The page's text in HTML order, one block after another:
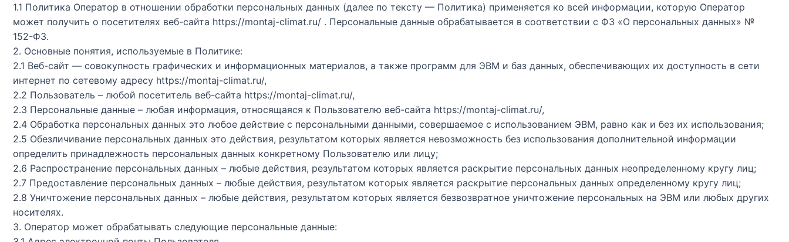
1.1 Политика Оператор в отношении обработки персональных данных (далее по тексту — Политика) применяется ко всей информации, которую Оператор
может получить о посетителях веб-сайта https://montaj-climat.ru/ . Персональные данные обрабатывается в соответствии с ФЗ «О персональных данных» №
152-ФЗ.
2. Основные понятия, используемые в Политике:
2.1 Веб-сайт — совокупность графических и информационных материалов, а также программ для ЭВМ и баз данных, обеспечивающих их доступность в сети
интернет по сетевому адресу https://montaj-climat.ru/,
2.2 Пользователь – любой посетитель веб-сайта https://montaj-climat.ru/,
2.3 Персональные данные – любая информация, относящаяся к Пользователю веб-сайта https://montaj-climat.ru/,
2.4 Обработка персональных данных это любое действие с персональными данными, совершаемое с использованием ЭВМ, равно как и без их использования;
2.5 Обезличивание персональных данных это действия, результатом которых является невозможность без использования дополнительной информации
определить принадлежность персональных данных конкретному Пользователю или лицу;
2.6 Распространение персональных данных – любые действия, результатом которых является раскрытие персональных данных неопределенному кругу лиц;
2.7 Предоставление персональных данных – любые действия, результатом которых является раскрытие персональных данных определенному кругу лиц;
2.8 Уничтожение персональных данных – любые действия, результатом которых является безвозвратное уничтожение персональных на ЭВМ или любых других
носителях.
3. Оператор может обрабатывать следующие персональные данные: